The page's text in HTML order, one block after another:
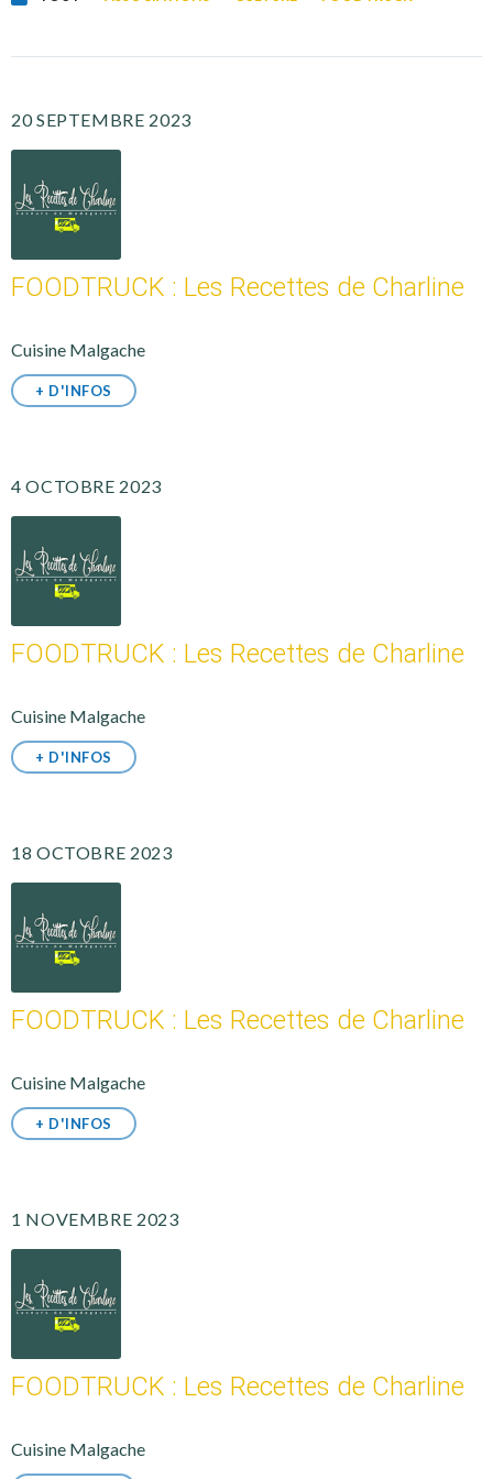
20 SEPTEMBRE 2023
FOODTRUCK : Les Recettes de Charline
Cuisine Malgache
+ D'INFOS
4 OCTOBRE 2023
FOODTRUCK : Les Recettes de Charline
Cuisine Malgache
+ D'INFOS
18 OCTOBRE 2023
FOODTRUCK : Les Recettes de Charline
Cuisine Malgache
+ D'INFOS
1 NOVEMBRE 2023
FOODTRUCK : Les Recettes de Charline
Cuisine Malgache